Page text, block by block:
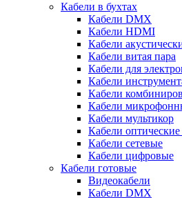
Кабели в бухтах
Кабели DMX
Кабели HDMI
Кабели
Кабели витая пара
Кабели для
Кабели
Кабели
Кабели
Кабели мультикор
Кабели
Кабели сетевые
Кабели цифровые
Кабели готовые
Видеокабели
Кабели DMX